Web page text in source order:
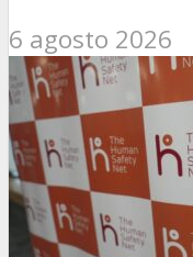
6 agosto 2026